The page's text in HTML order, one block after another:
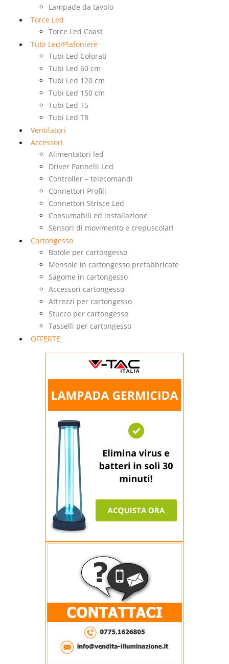
Lampade da tavolo
Torce Led
Torce Led Coast
Tubi Led/Plafoniere
Tubi Led Colorati
Tubi Led 60 cm
Tubi Led 120 cm
Tubi Led 150 cm
Tubi Led T5
Tubi Led T8
Ventilatori
Accessori
Alimentatori led
Driver Pannelli Led
Controller – telecomandi
Connettori Profili
Connettori Strisce Led
Consumabili ed installazione
Sensori di movimento e crepuscolari
Cartongesso
Botole per cartongesso
Mensole in cartongesso prefabbricate
Sagome in cartongesso
Accessori cartongesso
Attrezzi per cartongesso
Stucco per cartongesso
Tasselli per cartongesso
OFFERTE